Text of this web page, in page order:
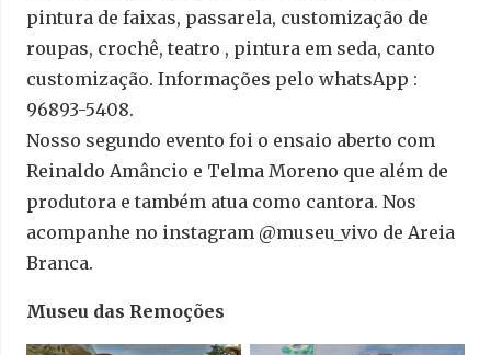
pintura de faixas, passarela, customização de
roupas, crochê, teatro , pintura em seda, canto
customização. Informações pelo whatsApp :
96893-5408.
Nosso segundo evento foi o ensaio aberto com
Reinaldo Amâncio e Telma Moreno que além de
produtora e também atua como cantora. Nos
acompanhe no instagram @museu_vivo de Areia
Branca.
Museu das Remoções